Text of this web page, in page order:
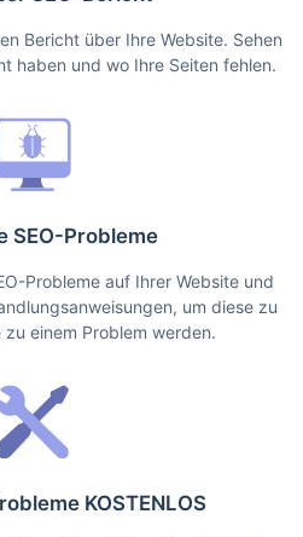
Bericht über Ihre Website. Sehen
haben und wo Ihre Seiten fehlen.
SEO-Probleme
Probleme auf Ihrer Website und
um diese zu
einem Problem werden.
KOSTENLOS